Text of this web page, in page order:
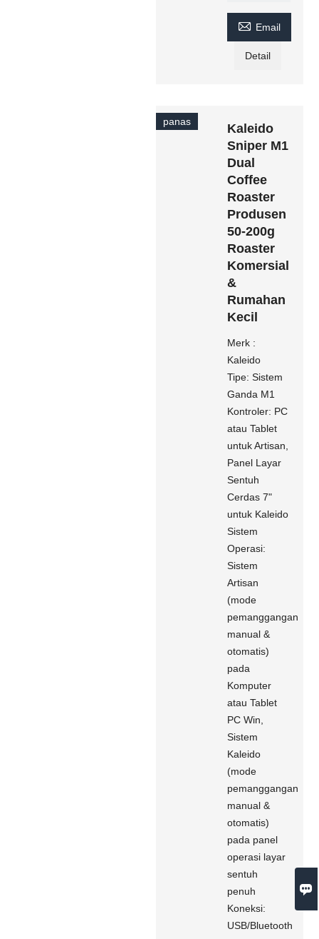

 Email
Detail
panas
Kaleido
Sniper M1
Dual
Coffee
Roaster
Produsen
50-200g
Roaster
Komersial
&
Rumahan
Kecil
Merk :
Kaleido
Tipe: Sistem
Ganda M1
Kontroler: PC
atau Tablet
untuk Artisan,
Panel Layar
Sentuh
Cerdas 7"
untuk Kaleido
Sistem
Operasi:
Sistem
Artisan
(mode
pemanggangan
manual &
otomatis)
pada
Komputer
atau Tablet
PC Win,
Sistem
Kaleido
(mode
pemanggangan
manual &
otomatis)
pada panel
operasi layar
sentuh
penuh
Koneksi:
USB/Bluetooth